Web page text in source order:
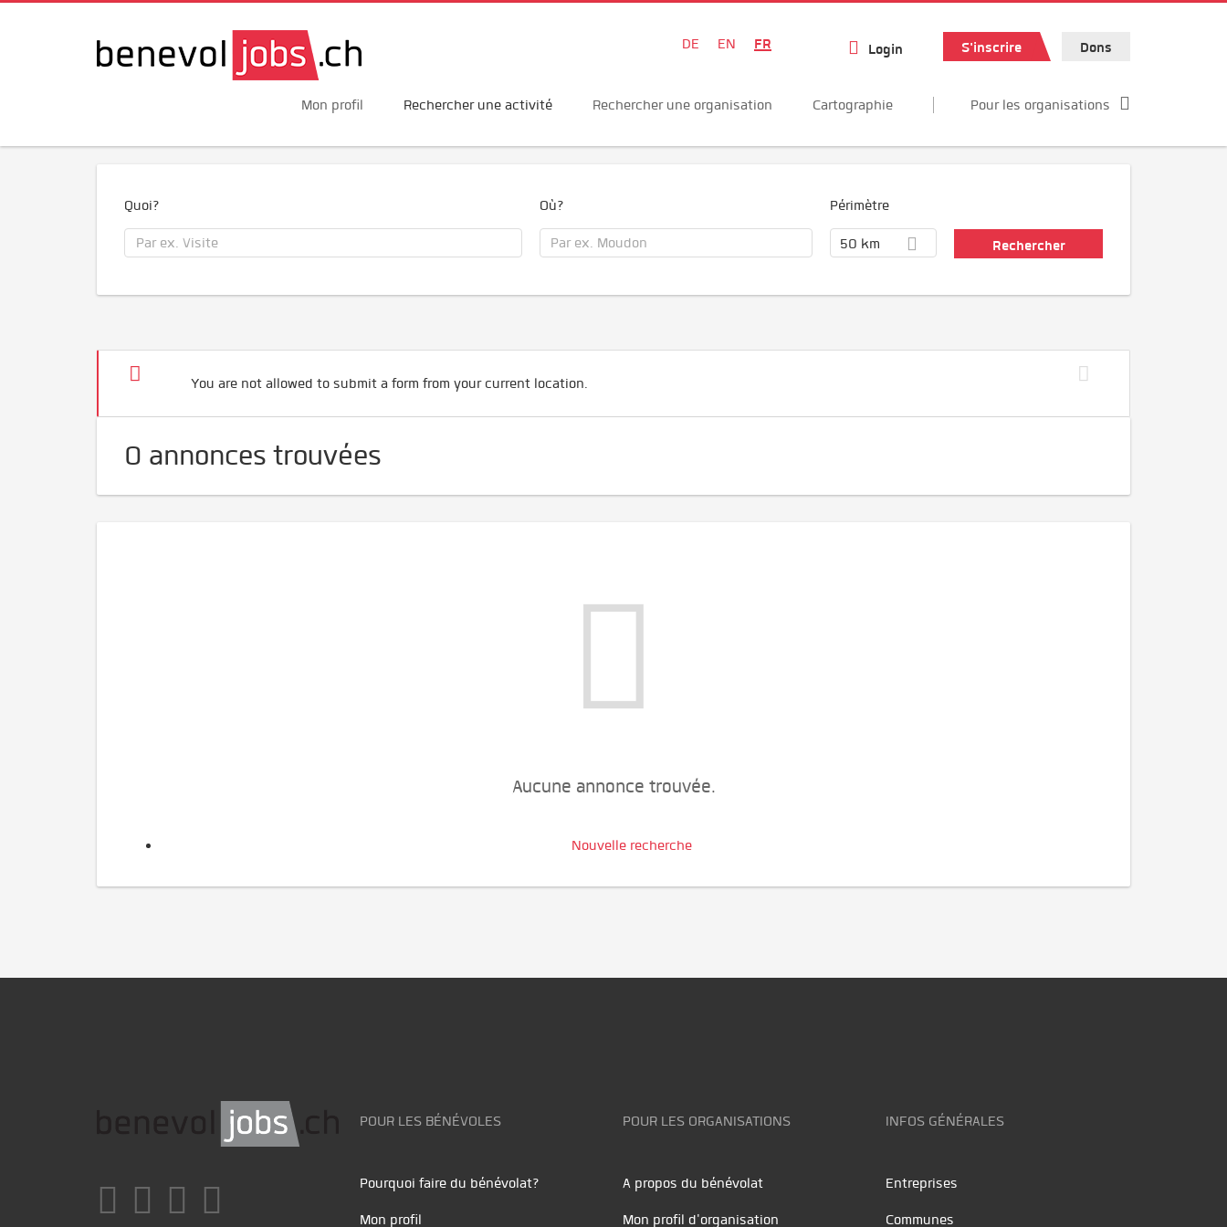
DE EN FR Login S'inscrire Dons
Mon profil Rechercher une activité Rechercher une organisation Cartographie Pour les organisations
Quoi? Où? Périmètre
50 km
You are not allowed to submit a form from your current location.
0 annonces trouvées
Aucune annonce trouvée.
Nouvelle recherche
POUR LES BÉNÉVOLES
Pourquoi faire du bénévolat?
Mon profil
POUR LES ORGANISATIONS
A propos du bénévolat
Mon profil d'organisation
INFOS GÉNÉRALES
Entreprises
Communes